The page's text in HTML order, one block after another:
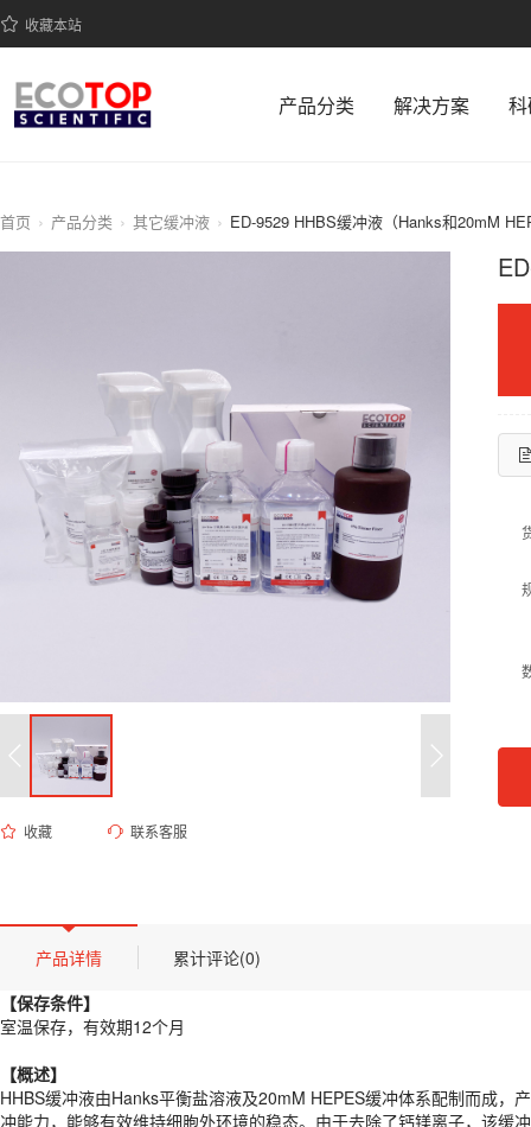
收藏本站
产品分类 解决方案
首页 产品分类 其它缓冲液
收藏 联系客服
产品描述
【保存条件】
室温保存，有效期12个月
【概述】
【使用方法】
1.使用前准备
产品详情
累计评论(0)
【保存条件】
室温保存，有效期12个月
【概述】
HHBS缓冲液由Hanks平衡盐溶液及20mM HEPES缓冲体系配制而成
冲能力，能够有效维持细胞外环境的稳态。由于去除了钙镁离子，该缓